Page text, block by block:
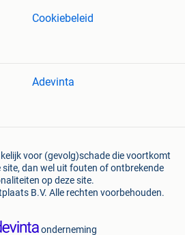
Cookiebeleid
Adevinta
voor (gevolg)schade die voortkomt
site, dan wel uit fouten of ontbrekende
op deze site.
B.V. Alle rechten voorbehouden.
onderneming